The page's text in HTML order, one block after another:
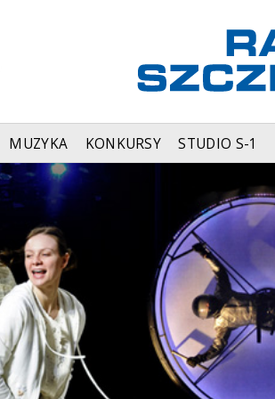
MUZYKA KONKURSY STUDIO S-1